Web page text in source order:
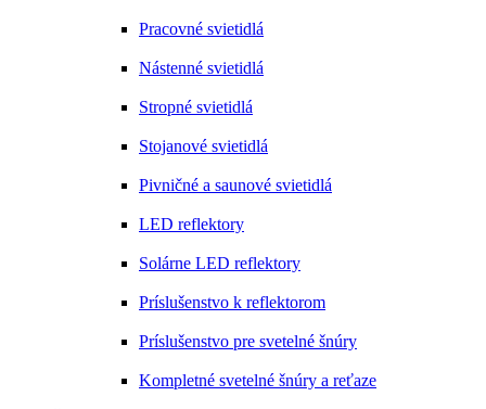
Pracovné svietidlá
Nástenné svietidlá
Stropné svietidlá
Stojanové svietidlá
Pivničné a saunové svietidlá
LED reflektory
Solárne LED reflektory
Príslušenstvo k reflektorom
Príslušenstvo pre svetelné šnúry
Kompletné svetelné šnúry a reťaze